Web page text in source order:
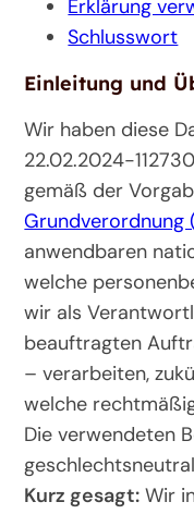
Erklärung
Schlusswort
Einleitung und
Wir haben diese
22.02.2024-
gemäß der
Grundverordnung
anwendbaren
welche
wir als
beauftragten
– verarbeiten,
welche
Die verwendeten
Kurz gesagt: Wir